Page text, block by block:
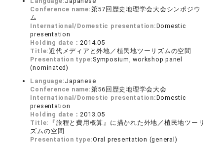
Conference name:第57回歴史地理学会大会シンポジウ
ム
International/Domestic presentation:Domestic
presentation
Holding date：2014.05
Title:近代メディアと外地／植民地ツーリズムの空間
Presentation type: Symposium, workshop panel
(nominated)
Language:Japanese
Conference name:第56回歴史地理学会大会
International/Domestic presentation:Domestic
presentation
Holding date：2013.05
Title:
『旅程と費用概算』に描かれた外地／植民地ツーリ
ズムの空間
Presentation type:Oral presentation (general)